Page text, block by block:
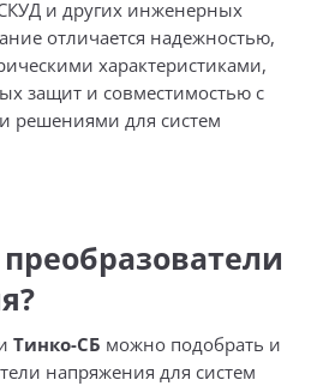
и других инженерных
отличается надежностью,
характеристиками,
защит и совместимостью с
решениями для систем
Тинко-СБ можно подобрать и
напряжения для систем